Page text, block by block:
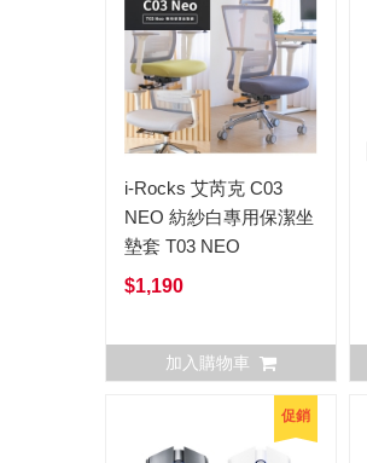
i-Rocks 艾芮克 C03
NEO 紡紗白專用保潔坐
墊套 T03 NEO
$1,190
加入購物車
促銷